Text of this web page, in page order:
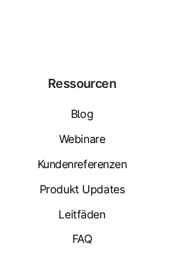
Ressourcen
Blog
Webinare
Kundenreferenzen
Produkt Updates
Leitfäden
FAQ